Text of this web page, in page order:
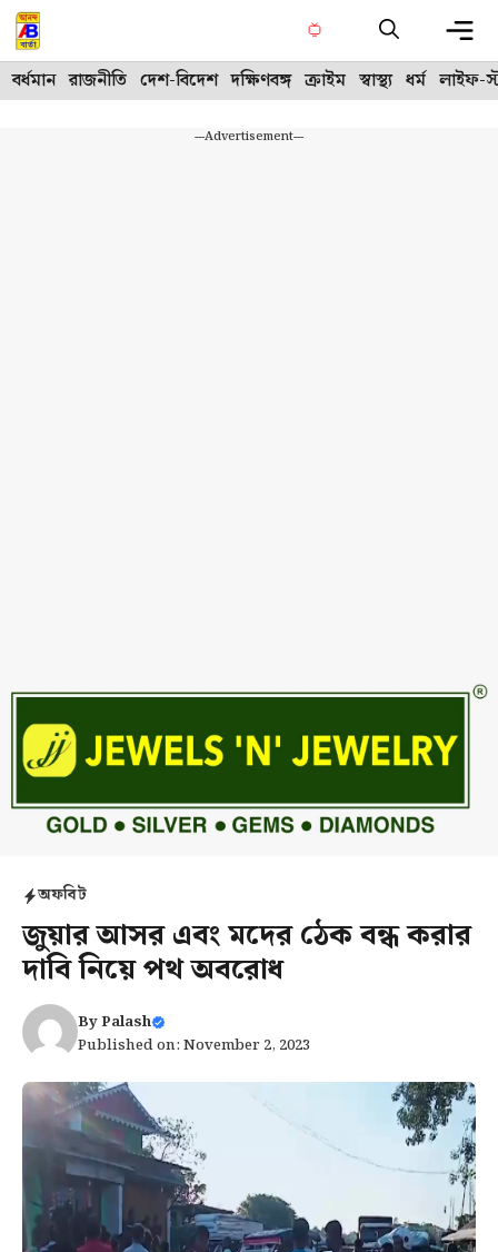
Skip
to
content
বর্ধমান রাজনীতি দেশ-বিদেশ দক্ষিণবঙ্গ ক্রাইম স্বাস্থ্য ধর্ম লাইফ-
---Advertisement---
অফবিট
জুয়ার আসর এবং মদের ঠেক বন্ধ করার
দাবি নিয়ে পথ অবরোধ
ByPalash
Published on: November 2, 2023